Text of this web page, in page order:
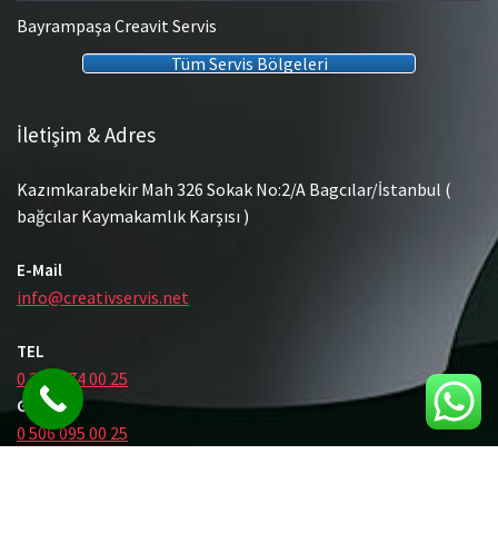
Bayrampaşa Creavit Servis
Tüm Servis Bölgeleri
İletişim & Adres
Kazımkarabekir Mah 326 Sokak No:2/A Bagcılar/İstanbul (
bağcılar Kaymakamlık Karşısı )
E-Mail
info@creativservis.net
TEL
0 212 474 00 25
GSM
0 506 095 00 25